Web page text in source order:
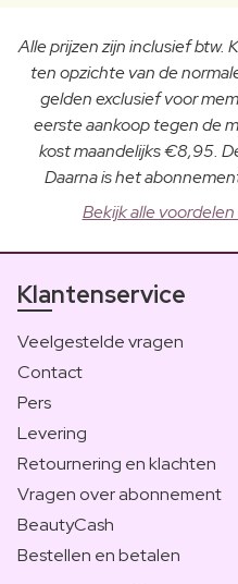
Alle prijzen zijn inclusief btw.
ten opzichte van de
gelden exclusief voor
eerste aankoop tegen de
kost maandelijks €8,95.
Daarna is het
Bekijk alle
Klantenservice
Veelgestelde vragen
Contact
Pers
Levering
Retournering en klachten
Vragen over abonnement
BeautyCash
Bestellen en betalen